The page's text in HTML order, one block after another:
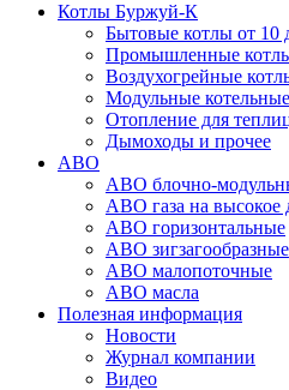
Котлы Буржуй-К
Бытовые котлы от 10
Промышленные
Воздухогрейные
Модульные котельные
Отопление для
Дымоходы и прочее
АВО
АВО блочно-
АВО газа на высокое
АВО горизонтальные
АВО зигзагообразные
АВО малопоточные
АВО масла
Полезная информация
Новости
Журнал компании
Видео